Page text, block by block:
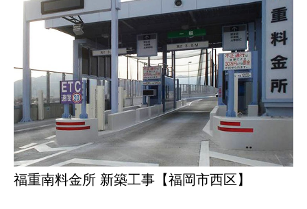
福重南料金所 新築工事【福岡市西区】